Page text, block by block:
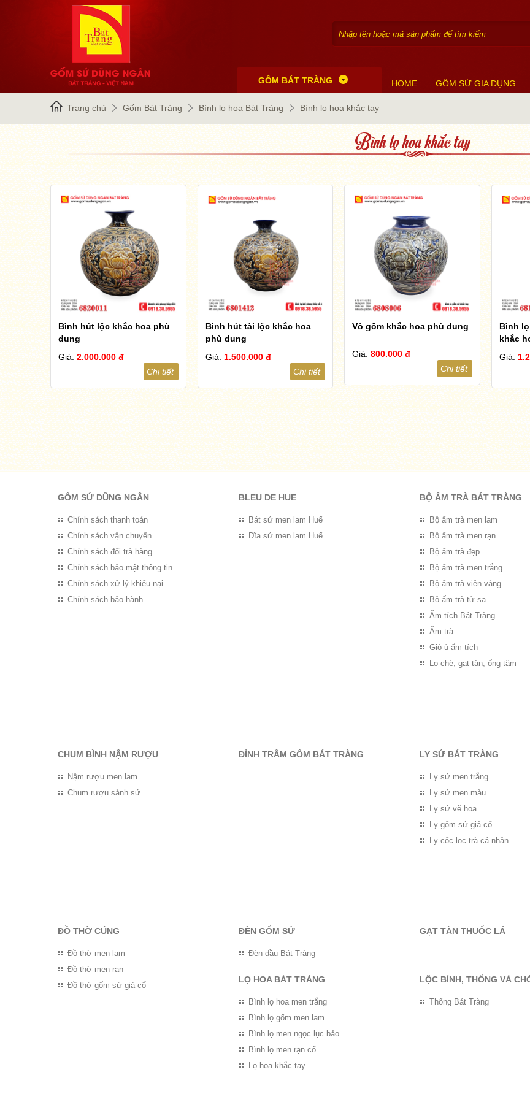
GỐM BÁT TRÀNG HOME GỐM SỨ GIA DỤNG
Trang chủ Gốm Bát Tràng Bình lọ hoa Bát Tràng Bình lọ hoa khắc tay
Bình lọ hoa khắc tay
Bình hút lộc khắc hoa phù
dung
Giá: 2.000.000 đ
Chi tiết
Bình hút tài lộc khắc hoa
phù dung
Giá: 1.500.000 đ
Chi tiết
Vò gốm khắc hoa phù dung
Giá:800.000 đ
Chi tiết
Bình
khắc
Giá:
GỐM SỨ DŨNG NGÂN
Chính sách thanh toán
Chính sách vận chuyển
Chính sách đổi trả hàng
Chính sách bảo mật thông tin
Chính sách xử lý khiếu nại
Chính sách bảo hành
BLEU DE HUE
Bát sứ men lam Huế
Đĩa sứ men lam Huế
BỘ ẤM TRÀ BÁT TRÀNG
Bộ ấm trà men lam
Bộ ấm trà men rạn
Bộ ấm trà đẹp
Bộ ấm trà men trắng
Bộ ấm trà viền vàng
Bộ ấm trà tử sa
Ấm tích Bát Tràng
Ấm trà
Giỏ ủ ấm tích
Lọ chè, gạt tàn, ống tăm
CHUM BÌNH NẬM RƯỢU
Nậm rượu men lam
Chum rượu sành sứ
ĐỈNH TRẦM GỐM BÁT TRÀNG LY SỨ BÁT TRÀNG
Ly sứ men trắng
Ly sứ men màu
Ly sứ vẽ hoa
Ly gốm sứ giả cổ
Ly cốc lọc trà cá nhân
ĐỒ THỜ CÚNG
Đồ thờ men lam
Đồ thờ men rạn
Đồ thờ gốm sứ giả cổ
ĐÈN GỐM SỨ
Đèn dầu Bát Tràng
GẠT TÀN THUỐC LÁ
LỌ HOA BÁT TRÀNG
Bình lọ hoa men trắng
Bình lọ gốm men lam
Bình lọ men ngọc lục bảo
Bình lọ men rạn cổ
Lọ hoa khắc tay
LỘC BÌNH, THỐNG VÀ
Thống Bát Tràng